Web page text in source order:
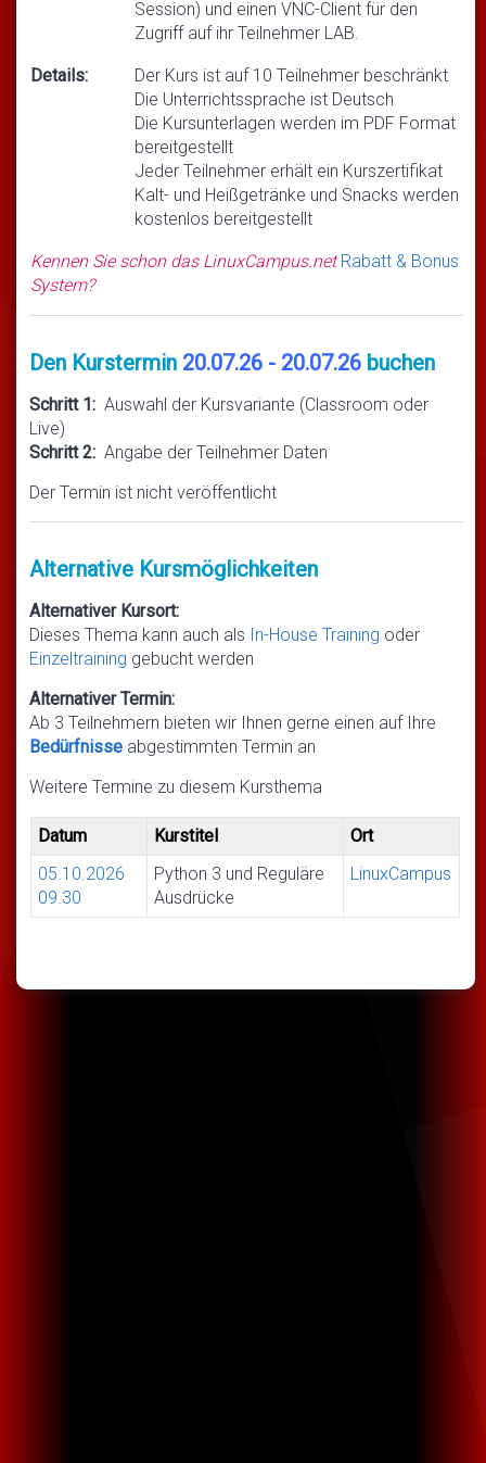
Session) und einen VNC-Client für den
Zugriff auf ihr Teilnehmer LAB.
Details:
Der Kurs ist auf 10 Teilnehmer beschränkt
Die Unterrichtssprache ist Deutsch
Die Kursunterlagen werden im PDF Format
bereitgestellt
Jeder Teilnehmer erhält ein Kurszertifikat
Kalt- und Heißgetränke und Snacks werden
kostenlos bereitgestellt
Kennen Sie schon das LinuxCampus.netRabatt & Bonus
System?
Den Kurstermin 20.07.26 - 20.07.26 buchen
Schritt 1: Auswahl der Kursvariante (Classroom oder
Live)
Schritt 2: Angabe der Teilnehmer Daten
Der Termin ist nicht veröffentlicht
Alternative Kursmöglichkeiten
Alternativer Kursort:
Dieses Thema kann auch als In-House Training oder
Einzeltraining gebucht werden
Alternativer Termin:
Ab 3 Teilnehmern bieten wir Ihnen gerne einen auf Ihre
Bedürfnisse abgestimmten Termin an
Weitere Termine zu diesem Kursthema
Datum Kurstitel
Ort
05.10.2026
09.30
Python 3 und Reguläre
Ausdrücke
LinuxCampus